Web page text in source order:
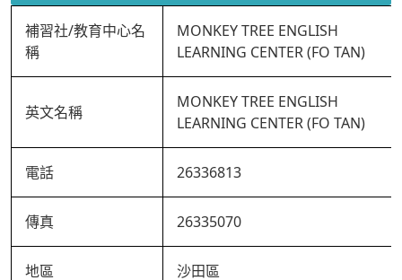
補習社/教育中心名
稱
MONKEY TREE ENGLISH
LEARNING CENTER (FO TAN)
英文名稱
MONKEY TREE ENGLISH
LEARNING CENTER (FO TAN)
電話 26336813
傳真 26335070
地區 沙田區